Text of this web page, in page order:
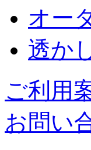
オー
透か
ご利用
お問い